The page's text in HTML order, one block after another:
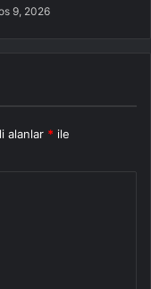
9, 2026
alanlar * ile